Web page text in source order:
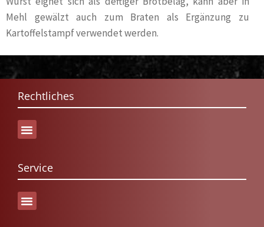
Mehl gewälzt auch zum Braten als Ergänzung zu
Kartoffelstampf verwendet werden.
Rechtliches
Service